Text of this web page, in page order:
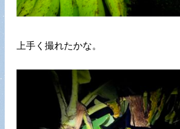
上手く撮れたかな。